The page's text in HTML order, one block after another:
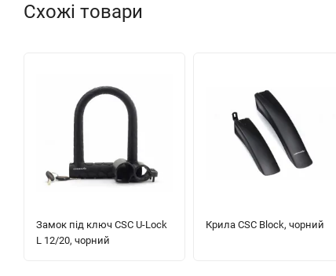
Схожі товари
Замок під ключ CSC U-Lock
L 12/20, чорний
Крила CSC Block, чорний